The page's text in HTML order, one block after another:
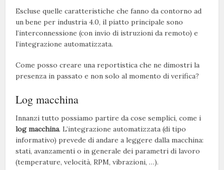
Escluse quelle caratteristiche che fanno da contorno ad
un bene per industria 4.0, il piatto principale sono
l’interconnessione (con invio di istruzioni da remoto) e
l’integrazione automatizzata.
Come posso creare una reportistica che ne dimostri la
presenza in passato e non solo al momento di verifica?
Log macchina
Innanzi tutto possiamo partire da cose semplici, come i
log macchina. L’integrazione automatizzata (di tipo
informativo) prevede di andare a leggere dalla macchina:
stati, avanzamenti o in generale dei parametri di lavoro
(temperature, velocità, RPM, vibrazioni, …).